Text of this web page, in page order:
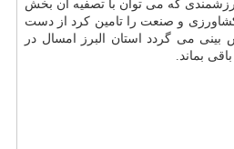
كه می توان با تصفیه آن بخش
كشاورزی و صنعت را تامین كرد از دست
بینی می گردد استان البرز امسال در
بماند.